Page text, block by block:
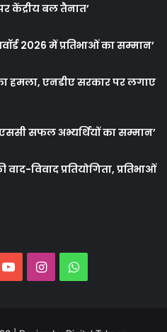
केंद्रीय बल तैनात’
2026 में प्रतिभाओं का सम्मान’
हमला, एनडीए सरकार पर लगाए
सफल अभ्यर्थियों का सम्मान’
वाद-विवाद प्रतियोगिता, प्रतिभाओं
YouTubeInstagramWhatsApp